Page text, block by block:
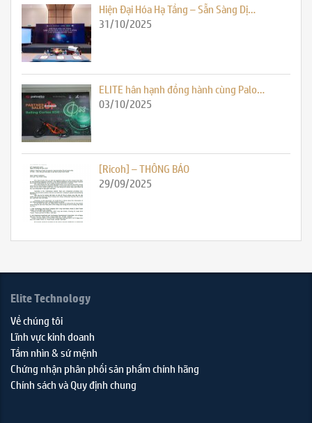
Hiện Đại Hóa Hạ Tầng – Sẵn Sàng Dị…
31/10/2025
ELITE hân hạnh đồng hành cùng Palo…
03/10/2025
[Ricoh] – THÔNG BÁO
29/09/2025
Elite Technology
Về chúng tôi
Lĩnh vực kinh doanh
Tầm nhìn & sứ mệnh
Chứng nhận phân phối sản phẩm chính hãng
Chính sách và Quy định chung